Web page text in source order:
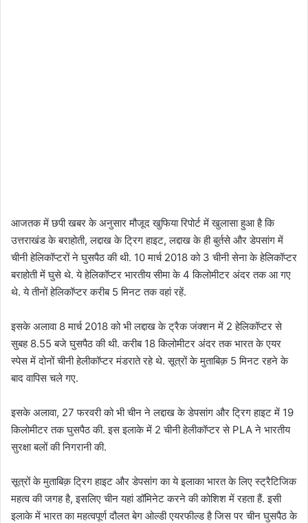
आजतक में छपी खबर के अनुसार मौजूद खुफिया रिपोर्ट में खुलासा हुआ है कि
उत्तराखंड के बराहोती, लद्दाख के ट्रिग हाइट, लद्दाख के ही बुर्तसे और डेपसांग में
चीनी हेलिकॉप्टरों ने घुसपैठ की थी. 10 मार्च 2018 को 3 चीनी सेना के हेलिकॉप्टर
बराहोती में घुसे थे. ये हेलिकॉप्टर भारतीय सीमा के 4 किलोमीटर अंदर तक आ गए
थे. ये तीनों हेलिकॉप्टर करीब 5 मिनट तक वहां रहें.
इसके अलावा 8 मार्च 2018 को भी लद्दाख के ट्रैक जंक्शन में 2 हेलिकॉप्टर से
सुबह 8.55 बजे घुसपैठ की थी. करीब 18 किलोमीटर अंदर तक भारत के एयर
स्पेस में दोनों चीनी हेलीकॉप्टर मंडराते रहे थे. सूत्रों के मुताबिक़ 5 मिनट रहने के
बाद वापिस चले गए.
इसके अलावा, 27 फरवरी को भी चीन ने लद्दाख के डेपसांग और ट्रिग हाइट में 19
किलोमीटर तक घुसपैठ की. इस इलाके में 2 चीनी हेलीकॉप्टर से PLA ने भारतीय
सुरक्षा बलों की निगरानी की.
सूत्रों के मुताबिक़ ट्रिग हाइट और डेपसांग का ये इलाका भारत के लिए स्ट्रैटिजिक
महत्व की जगह है, इसलिए चीन यहां डॉमिनेट करने की कोशिश में रहता हैं. इसी
इलाके में भारत का महत्वपूर्ण दौलत बेग ओल्डी एयरफील्ड है जिस पर चीन घुसपैठ के